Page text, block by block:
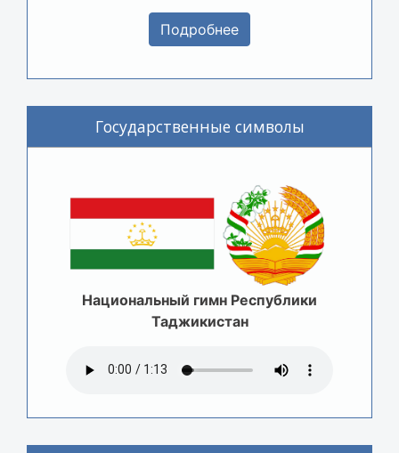
Подробнее
Государственные символы
Национальный гимн Республики
Таджикистан